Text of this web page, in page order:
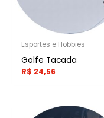
Esportes e Hobbies
Golfe Tacada
R$ 24,56